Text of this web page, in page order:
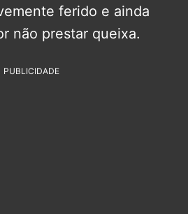
ferido e ainda
não prestar queixa.
PUBLICIDADE